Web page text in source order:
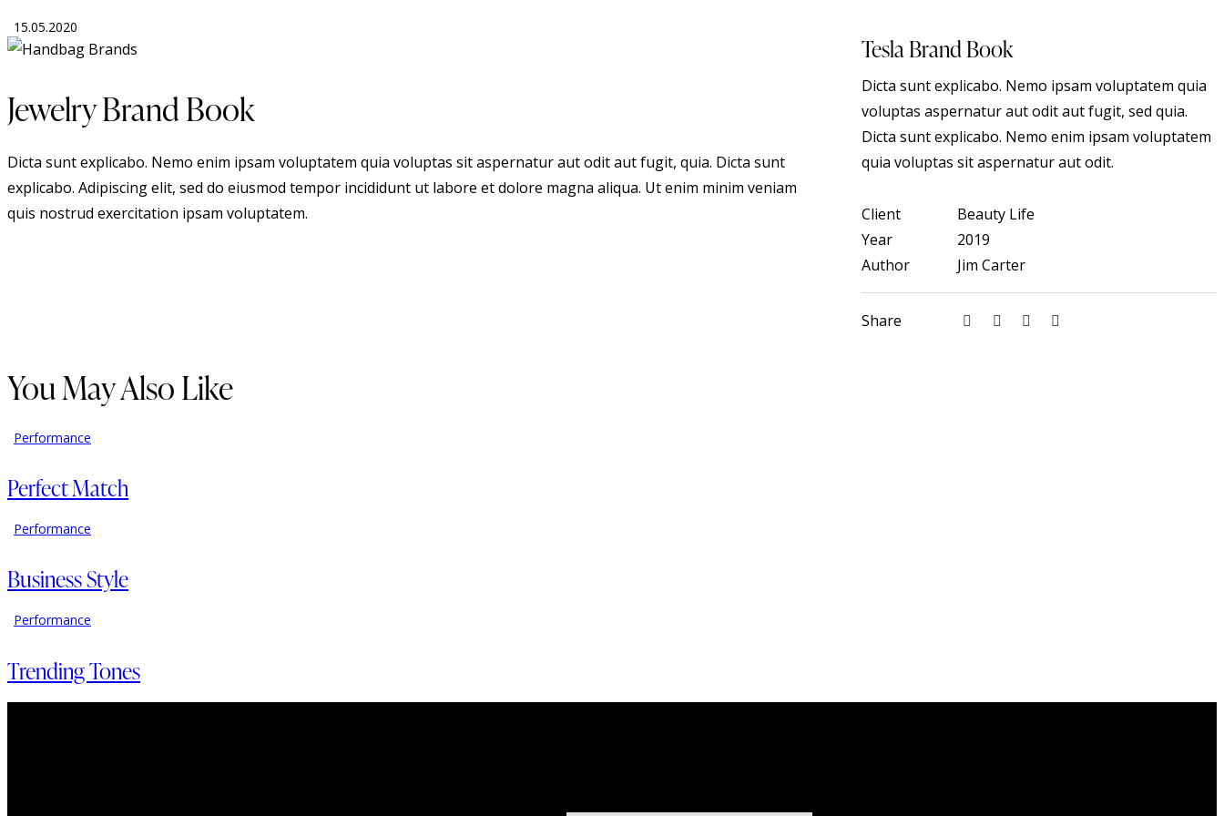
15.05.2020
Jewelry Brand Book
Dicta sunt explicabo. Nemo enim ipsam voluptatem quia voluptas sit aspernatur aut odit aut fugit, quia. Dicta sunt
explicabo. Adipiscing elit, sed do eiusmod tempor incididunt ut labore et dolore magna aliqua. Ut enim minim veniam
quis nostrud exercitation ipsam voluptatem.
Tesla Brand Book
Dicta sunt explicabo. Nemo ipsam voluptatem quia
voluptas aspernatur aut odit aut fugit, sed quia.
Dicta sunt explicabo. Nemo enim ipsam voluptatem
quia voluptas sit aspernatur aut odit.
Client
Beauty Life
Year
2019
Author
Jim Carter
Share
You May Also Like
Performance
Perfect Match
Performance
Business Style
Performance
Trending Tones